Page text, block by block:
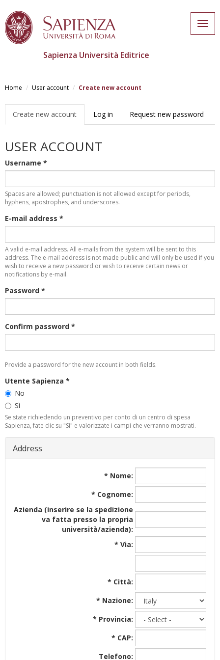
main
Sapienza Università Editrice
Home User account Create new account
Primary
tabs
Create new account (active
tab)
Log in Request new password
USER ACCOUNT
Username *
Spaces are allowed; punctuation is not allowed except for periods,
hyphens, apostrophes, and underscores.
E-mail address *
A valid e-mail address. All e-mails from the system will be sent to this
address. The e-mail address is not made public and will only be used if you
wish to receive a new password or wish to receive certain news or
notifications by e-mail.
Password *
Confirm password *
Provide a password for the new account in both fields.
Utente Sapienza *
No
Sì
Se state richiedendo un preventivo per conto di un centro di spesa
Sapienza, fate clic su "Sì" e valorizzate i campi che verranno mostrati.
Address
* Nome:
* Cognome:
Azienda (inserire se la spedizione
va fatta presso la propria
università/azienda):
* Via:
* Città:
* Nazione:
* Provincia:
* CAP:
Telefono: